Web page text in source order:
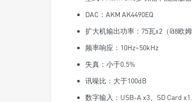
DAC：AKM AK4490EQ
扩大机输出功率：75瓦x2（@8欧姆
频率响应：10Hz~50kHz
失真：小于0.5%
讯噪比：大于100dB
数字输入：USB-A x3、SD Card